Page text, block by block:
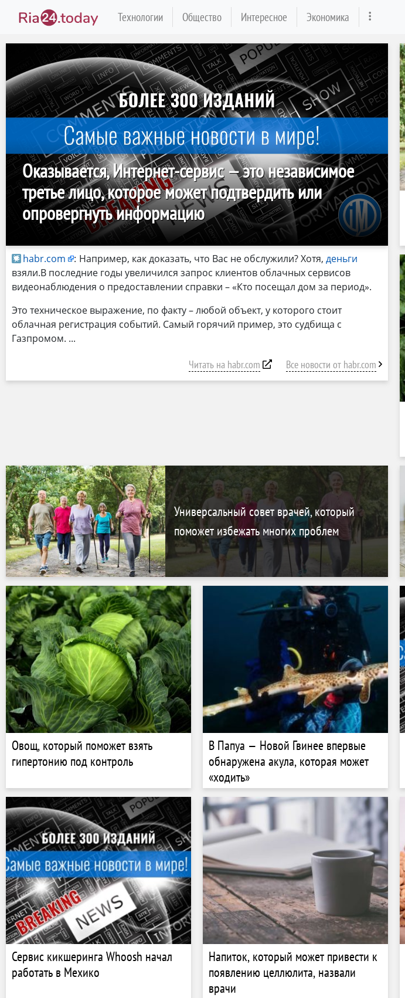
Технологии Общество Интересное Экономика
Оказывается, Интернет-сервис — это независимое
третье лицо, которое может подтвердить или
опровергнуть информацию
habr.com : Например, как доказать, что Вас не обслужили? Хотя, деньги
взяли.В последние годы увеличился запрос клиентов облачных сервисов
видеонаблюдения о предоставлении справки – «Кто посещал дом за период».
Это техническое выражение, по факту – любой объект, у которого стоит
облачная регистрация событий. Самый горячий пример, это судбища с
Газпромом.
Читать на habr.com Все новости от habr.com
Универсальный совет врачей, который
поможет избежать многих проблем
Овощ, который поможет взять
гипертонию под контроль
В Папуа — Новой Гвинее впервые
обнаружена акула, которая может
«ходить»
Сервис кикшеринга Whoosh начал
работать в Мехико
Напиток, который может привести к
появлению целлюлита, назвали
врачи